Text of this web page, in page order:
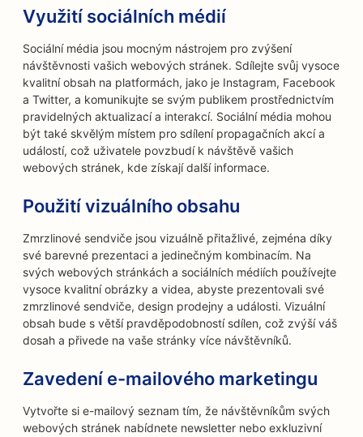
Využití sociálních médií
Sociální média jsou mocným nástrojem pro zvýšení
návštěvnosti vašich webových stránek. Sdílejte svůj vysoce
kvalitní obsah na platformách, jako je Instagram, Facebook
a Twitter, a komunikujte se svým publikem prostřednictvím
pravidelných aktualizací a interakcí. Sociální média mohou
být také skvělým místem pro sdílení propagačních akcí a
událostí, což uživatele povzbudí k návštěvě vašich
webových stránek, kde získají další informace.
Použití vizuálního obsahu
Zmrzlinové sendviče jsou vizuálně přitažlivé, zejména díky
své barevné prezentaci a jedinečným kombinacím. Na
svých webových stránkách a sociálních médiích používejte
vysoce kvalitní obrázky a videa, abyste prezentovali své
zmrzlinové sendviče, design prodejny a události. Vizuální
obsah bude s větší pravděpodobností sdílen, což zvýší váš
dosah a přivede na vaše stránky více návštěvníků.
Zavedení e-mailového marketingu
Vytvořte si e-mailový seznam tím, že návštěvníkům svých
webových stránek nabídnete newsletter nebo exkluzivní